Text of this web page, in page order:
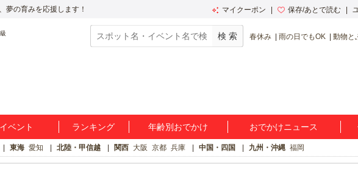
夢の育みを応援します！ マイクーポン 保存/あとで読む
春休み 雨の日でもOK 動物と
ベント ランキング 年齢別おでかけ おでかけニュース
東海 愛知 北陸・甲信越 関西 大阪 京都 兵庫 中国・四国 九州・沖縄 福岡